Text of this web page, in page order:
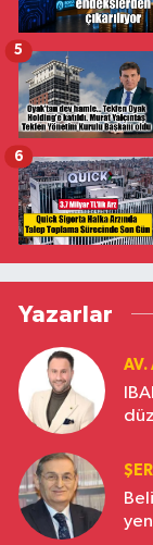
5
6
Yazarlar
AV.